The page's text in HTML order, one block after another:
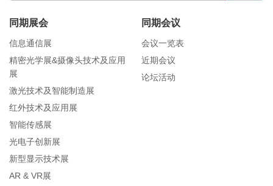
同期展会
信息通信展
精密光学展&摄像头技术及应用
展
激光技术及智能制造展
红外技术及应用展
智能传感展
光电子创新展
新型显示技术展
AR & VR展
同期会议
会议一览表
近期会议
论坛活动